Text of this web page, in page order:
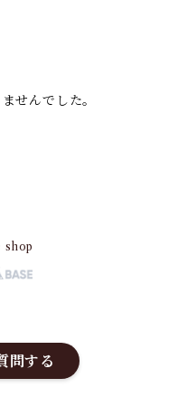
せんでした。
問する